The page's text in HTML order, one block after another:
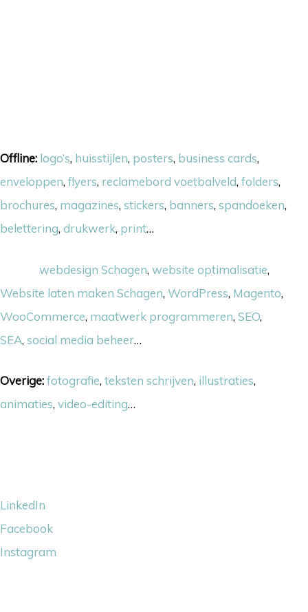
Offline: logo’s, huisstijlen, posters, business cards,
enveloppen, flyers, reclamebord voetbalveld, folders,
brochures, magazines, stickers, banners, spandoeken,
belettering, drukwerk, print…
webdesign Schagen, website optimalisatie,
Website laten maken Schagen, WordPress, Magento,
WooCommerce, maatwerk programmeren, SEO,
SEA, social media beheer…
Overige:fotografie, teksten schrijven, illustraties,
animaties, video-editing…
LinkedIn
Facebook
Instagram